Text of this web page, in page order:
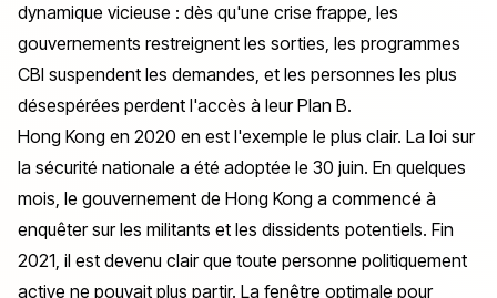
dynamique vicieuse : dès qu'une crise frappe, les
gouvernements restreignent les sorties, les programmes
CBI suspendent les demandes, et les personnes les plus
désespérées perdent l'accès à leur Plan B.
Hong Kong en 2020 en est l'exemple le plus clair. La loi sur
la sécurité nationale a été adoptée le 30 juin. En quelques
mois, le gouvernement de Hong Kong a commencé à
enquêter sur les militants et les dissidents potentiels. Fin
2021, il est devenu clair que toute personne politiquement
active ne pouvait plus partir. La fenêtre optimale pour